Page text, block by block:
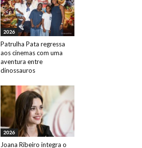
2026
Patrulha Pata regressa
aos cinemas com uma
aventura entre
dinossauros
2026
Joana Ribeiro integra o